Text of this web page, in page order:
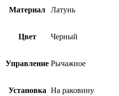
Материал Латунь
Цвет Черный
Управление Рычажное
Установка На раковину